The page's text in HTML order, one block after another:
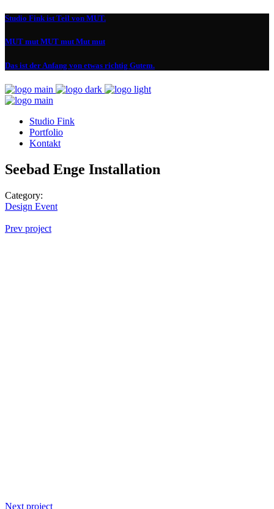
Studio Fink ist Teil von MUT.
MUT mut MUT mut Mut mut
Das ist der Anfang von etwas richtig Gutem.
Studio Fink
Portfolio
Kontakt
Seebad Enge Installation
Category:
Design Event
Prev project
Next project